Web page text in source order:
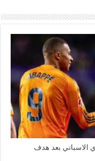
الاسباني بعد هدف